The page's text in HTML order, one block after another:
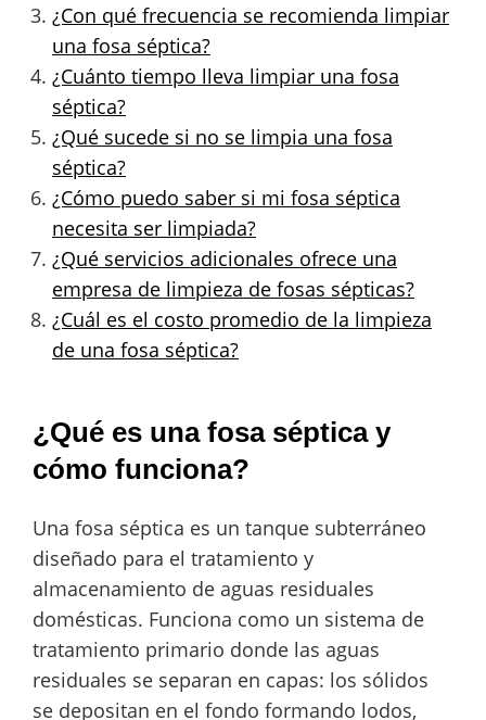
¿Con qué frecuencia se recomienda limpiar
una fosa séptica?
¿Cuánto tiempo lleva limpiar una fosa
séptica?
¿Qué sucede si no se limpia una fosa
séptica?
¿Cómo puedo saber si mi fosa séptica
necesita ser limpiada?
¿Qué servicios adicionales ofrece una
empresa de limpieza de fosas sépticas?
¿Cuál es el costo promedio de la limpieza
de una fosa séptica?
¿Qué es una fosa séptica y
cómo funciona?
Una fosa séptica es un tanque subterráneo
diseñado para el tratamiento y
almacenamiento de aguas residuales
domésticas. Funciona como un sistema de
tratamiento primario donde las aguas
residuales se separan en capas: los sólidos
se depositan en el fondo formando lodos,